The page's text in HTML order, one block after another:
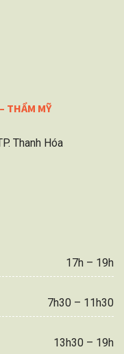
THẨM MỸ
Thanh Hóa
17h – 19h
7h30 – 11h30
13h30 – 19h